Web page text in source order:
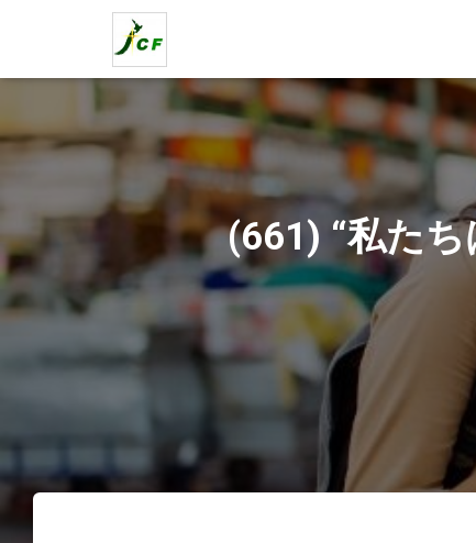
(661) “私た